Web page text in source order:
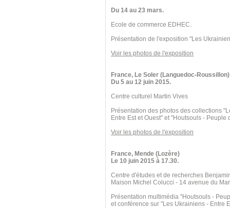
Du 14 au 23 mars.
Ecole de commerce EDHEC.
Présentation de l'exposition "Les
Voir les photos de l'exposition
France, Le Soler (Languedoc-Roussillon)
Du 5 au 12 juin 2015.
Centre culturel Martin Vives
Présentation des photos des collections
Entre Est et Ouest" et "Houtsouls - Peuple
Voir les photos de l'exposition
France, Mende (Lozère)
Le 10 juin 2015 à 17.30.
Centre d'études et de recherches
Maison Michel Colucci - 14 avenue du
Présentation multimédia "Houtsouls -
et conférence sur "Les Ukrainiens - Entre